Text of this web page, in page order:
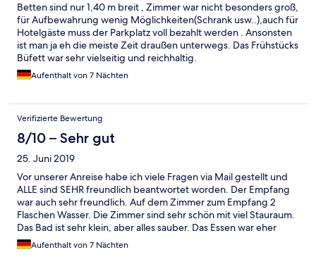
Betten sind nur 1,40 m breit , Zimmer war nicht besonders groß,
für Aufbewahrung wenig Möglichkeiten(Schrank usw..),auch für
Hotelgäste muss der Parkplatz voll bezahlt werden . Ansonsten
ist man ja eh die meiste Zeit draußen unterwegs. Das Frühstücks
Büfett war sehr vielseitig und reichhaltig.
Aufenthalt von 7 Nächten
Verifizierte Bewertung
8/10 – Sehr gut
25. Juni 2019
Vor unserer Anreise habe ich viele Fragen via Mail gestellt und
ALLE sind SEHR freundlich beantwortet worden. Der Empfang
war auch sehr freundlich. Auf dem Zimmer zum Empfang 2
Flaschen Wasser. Die Zimmer sind sehr schön mit viel Stauraum.
Das Bad ist sehr klein, aber alles sauber. Das Essen war eher
landestypisch, aber sehr lecker. Das Restaurant ist etwas eng mit
den Stühlen. Die Lage ist super. Zentral zum shoppen und nah
Aufenthalt von 7 Nächten